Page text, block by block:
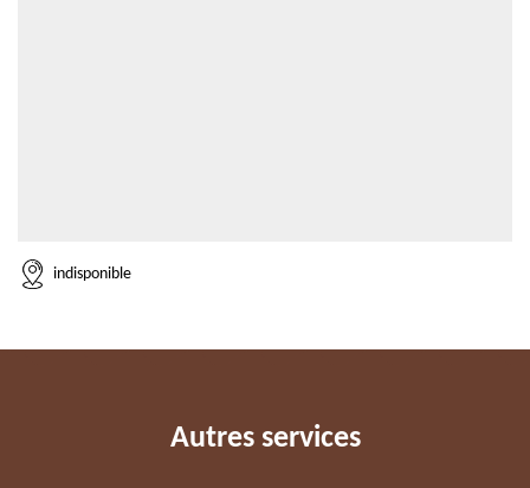
indisponible
Autres services